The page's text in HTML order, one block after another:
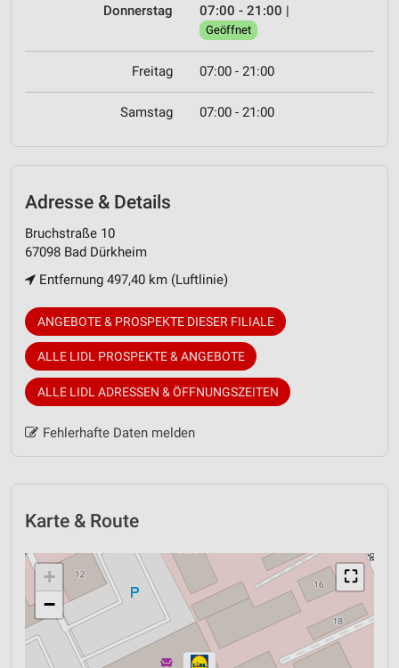
Donnerstag 07:00 - 21:00 |
Geöffnet
Freitag 07:00 - 21:00
Samstag 07:00 - 21:00
Adresse & Details
Bruchstraße 10
67098 Bad Dürkheim
Entfernung 497,40 km (Luftlinie)
ANGEBOTE & PROSPEKTE DIESER FILIALE
ALLE LIDL PROSPEKTE & ANGEBOTE
ALLE LIDL ADRESSEN & ÖFFNUNGSZEITEN
Fehlerhafte Daten melden
Karte & Route
⛶
+
−